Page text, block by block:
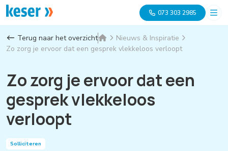
073 303 2985
Terug naar het overzicht
Nieuws & Inspiratie
Zo zorg je ervoor dat een gesprek vlekkeloos verloopt
Zo zorg je ervoor dat een
gesprek vlekkeloos
verloopt
Solliciteren